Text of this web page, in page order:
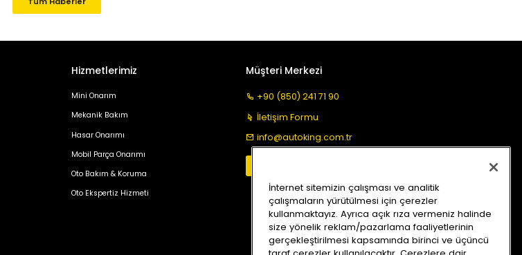
Hizmetlerimiz
Mini Onarım
Mekanik Bakım
Hasar Onarımı
Mobil Parça Onarımı
Oto Bakım & Koruma
Oto Ekspertiz Hizmeti
Müşteri Merkezi
+90 (850) 241 71 90
İletişim Formu
info@autoking.com.tr
İnternet sitemizin çalışması ve analitik
çalışmaların yürütülmesi için çerezler
kullanmaktayız. Ayrıca açık rıza vermeniz halinde
size yönelik reklam/pazarlama faaliyetlerinin
gerçekleştirilmesi kapsamında birinci ve üçüncü